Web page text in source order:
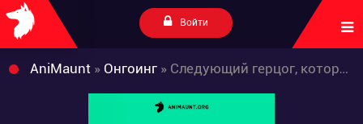
Войти
AniMaunt » Онгоинг » Следующий герцог, который скажет: «Я не хочу любить тебя», будет любить тебя по какой-то причине